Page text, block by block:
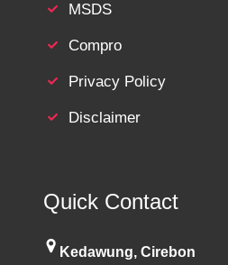
MSDS
Compro
Privacy Policy
Disclaimer
Quick Contact
Kedawung, Cirebon